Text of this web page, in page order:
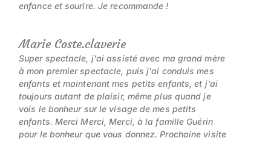
enfance et sourire. Je recommande !
Marie Coste.claverie
Super spectacle, j'ai assisté avec ma grand mère
à mon premier spectacle, puis j'ai conduis mes
enfants et maintenant mes petits enfants, et j'ai
toujours autant de plaisir, même plus quand je
vois le bonheur sur le visage de mes petits
enfants. Merci Merci, Merci, à la famille Guérin
pour le bonheur que vous donnez. Prochaine visite